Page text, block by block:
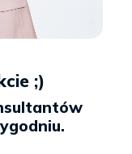
;)